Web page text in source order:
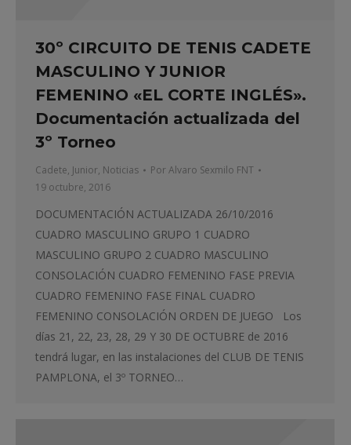
30º CIRCUITO DE TENIS CADETE
MASCULINO Y JUNIOR
FEMENINO «EL CORTE INGLÉS».
Documentación actualizada del
3º Torneo
Cadete, Junior, Noticias PorAlvaro Sexmilo FNT
19 octubre, 2016
DOCUMENTACIÓN ACTUALIZADA 26/10/2016
CUADRO MASCULINO GRUPO 1 CUADRO
MASCULINO GRUPO 2 CUADRO MASCULINO
CONSOLACIÓN CUADRO FEMENINO FASE PREVIA
CUADRO FEMENINO FASE FINAL CUADRO
FEMENINO CONSOLACIÓN ORDEN DE JUEGO Los
días 21, 22, 23, 28, 29 Y 30 DE OCTUBRE de 2016
tendrá lugar, en las instalaciones del CLUB DE TENIS
PAMPLONA, el 3º TORNEO…